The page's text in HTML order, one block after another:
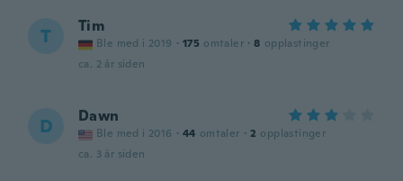
T Tim
Ble med i 2019 · 175 omtaler · 8 opplastinger
ca. 2 år siden
D Dawn
Ble med i 2016 · 44 omtaler · 2 opplastinger
ca. 3 år siden